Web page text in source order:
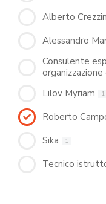
Alberto
Alessandro
Consulente
Lilov Myriam 1
Roberto
Sika 1
Tecnico